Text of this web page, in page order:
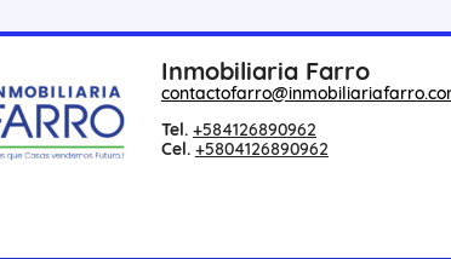
Inmobiliaria Farro
Tel. +584126890962
Cel. +5804126890962